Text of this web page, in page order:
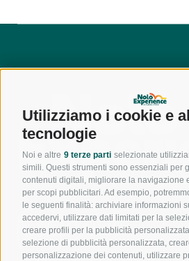
Utilizziamo i cookie e
tecnologie
Noi e altre 9 terze parti selezionate
simili. Questi strumenti sono essenziali per
contenuti digitali, migliorare la navigazione
per scopi pubblicitari. Ad esempio,
le seguenti finalità: archiviare informazioni
accedervi, utilizzare dati limitati per la
creare profili per la pubblicità
selezione di pubblicità personalizzata,
personalizzazione dei contenuti, utilizzare
800
944
550